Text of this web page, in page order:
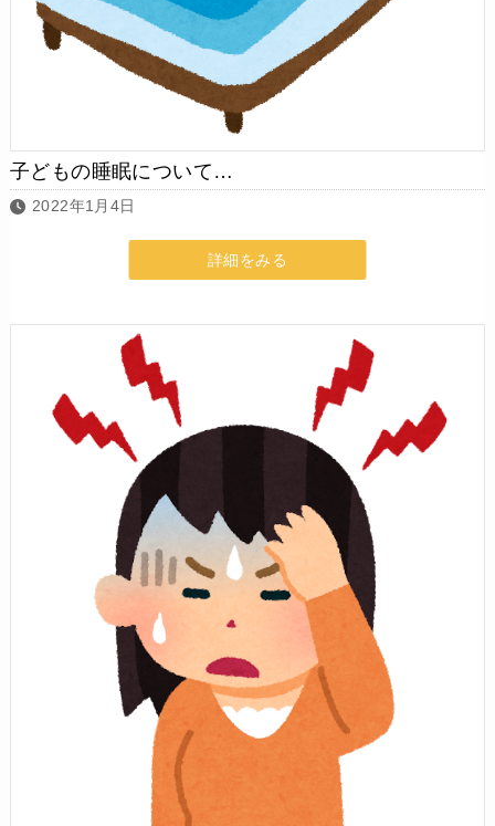
子どもの睡眠について…
2022年1月4日
詳細をみる